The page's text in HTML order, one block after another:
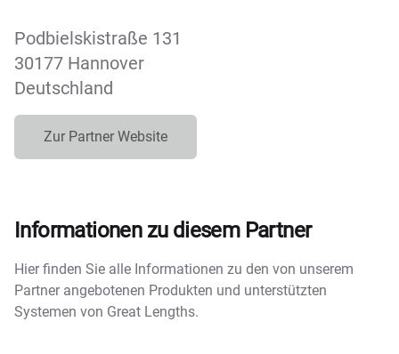
Podbielskistraße 131
30177 Hannover
Deutschland
Zur Partner Website
Informationen zu diesem Partner
Hier finden Sie alle Informationen zu den von unserem
Partner angebotenen Produkten und unterstützten
Systemen von Great Lengths.